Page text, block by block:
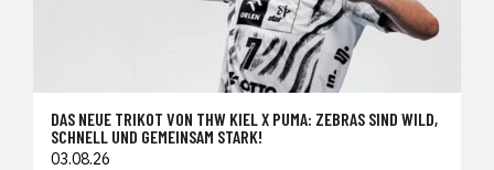
DAS NEUE TRIKOT VON THW KIEL X PUMA: ZEBRAS SIND WILD,
SCHNELL UND GEMEINSAM STARK!
03.08.26